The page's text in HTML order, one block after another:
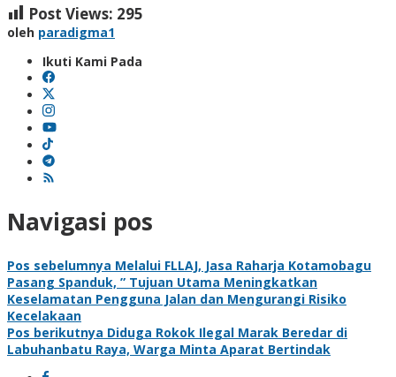
Post Views: 295
oleh paradigma1
Ikuti Kami Pada
Navigasi pos
Pos sebelumnya Melalui FLLAJ, Jasa Raharja Kotamobagu
Pasang Spanduk, ” Tujuan Utama Meningkatkan
Keselamatan Pengguna Jalan dan Mengurangi Risiko
Kecelakaan
Pos berikutnya Diduga Rokok Ilegal Marak Beredar di
Labuhanbatu Raya, Warga Minta Aparat Bertindak